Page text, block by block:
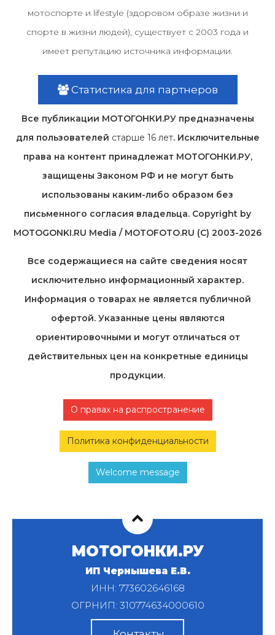
мотоспорте и lifestyle (здоровом образе жизни и
спорте в жизни людей), существует с 2003 года и
имеет репутацию источника информации.
Статистика для партнеров
Все публикации МОТОГОНКИ.РУ предназначены
для пользователей старше 16 лет. Исключительные
права на контент принадлежат МОТОГОНКИ.РУ,
защищены Законом РФ и не могут быть
использованы каким-либо образом без
письменного согласия владельца. Copyright by
MOTOGONKI.RU Media / MOTOFOTO.RU (C) 2003-2026
Все содержащиеся на cайте сведения носят
исключительно информационный характер.
Информация о товарах не является публичной
офертой. Указанные цены являются
ориентировочными и могут отличаться от
действительных цен на конкретные единицы
продукции.
О правах на распространение
Политика конфиденциальности
Welcome message
МОТОГОНКИ.РУ
ИП Чернышева Е.В.
ИНН: 773602646168
ОГРНИП: 310774634000610